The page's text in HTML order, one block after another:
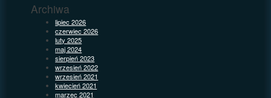
Archiwa
lipiec 2026
czerwiec 2026
luty 2025
maj 2024
sierpień 2023
wrzesień 2022
wrzesień 2021
kwiecień 2021
marzec 2021